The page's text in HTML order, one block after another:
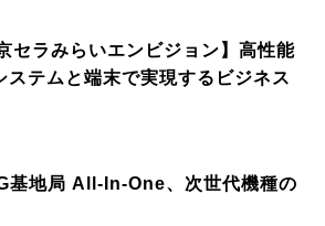
セラみらいエンビジョン】高性能
ステムと端末で実現するビジネス
基地局 All-In-One、次世代機種の